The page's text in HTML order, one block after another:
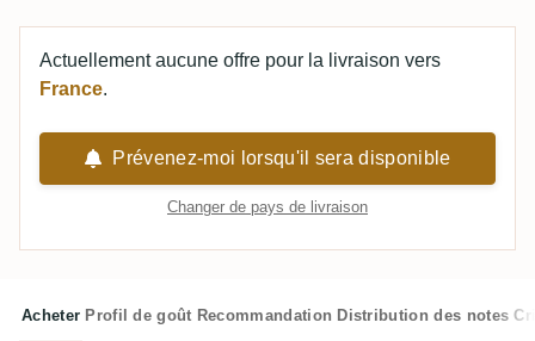
Actuellement aucune offre pour la livraison vers
France.
Prévenez-moi lorsqu'il sera disponible
Changer de pays de livraison
Acheter Profil de goût Recommandation Distribution des notes